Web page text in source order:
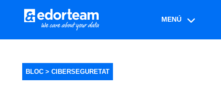
BLOC > CIBERSEGURETAT